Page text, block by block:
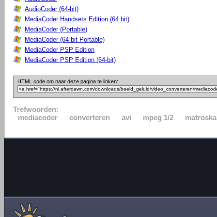
AudioCoder (64-bit)
MediaCoder Handsets Edition (64 bit)
MediaCoder (Portable)
MediaCoder (64-bit Portable)
MediaCoder PSP Edition
MediaCoder PSP Edition (64-bit)
HTML code om naar deze pagina te linken:
Trefwoorden:
mediacoder
converteren avi mpeg 1/2 matroska